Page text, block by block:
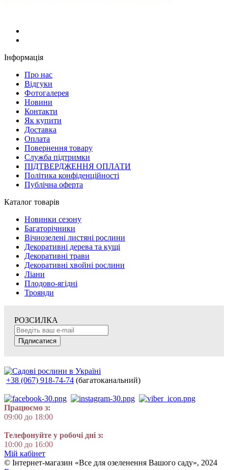
Інформація
Про нас
Відгуки
Фотогалерея
Новини
Контакти
Як купити
Доставка
Оплата
Повернення товару
Служба підтримки
ПІДТВЕРДЖЕННЯ ОПЛАТИ
Політика конфіденційності
Публічна оферта
Каталог товарів
Новинки сезону
Багаторічники
Вічнозелені листяні рослини
Декоративні дерева та кущі
Декоративні трави
Декоративні хвойні рослини
Ліани
Плодово-ягідні
Троянди
РОЗСИЛКА
Підписатися
+38 (067) 918-74-74 (багатоканальний)
Працюємо з:
09:00 до 18:00
Телефонуйте у робочі дні з:
10:00 до 16:00
Мій кабінет
© Інтернет-магазин «Все для озеленення Вашого саду», 2024